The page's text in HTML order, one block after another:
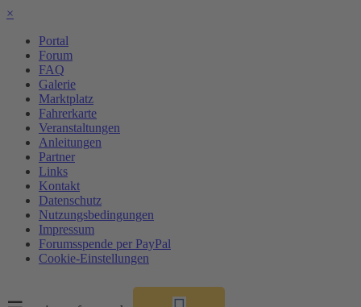
×
Portal
Forum
FAQ
Galerie
Marktplatz
Fahrerkarte
Veranstaltungen
Anleitungen
Partner
Links
Kontakt
Datenschutz
Nutzungsbedingungen
Impressum
Forumsspende per PayPal
Cookie-Einstellungen